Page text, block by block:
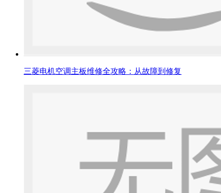
三菱电机空调主板维修全攻略：从故障到修复